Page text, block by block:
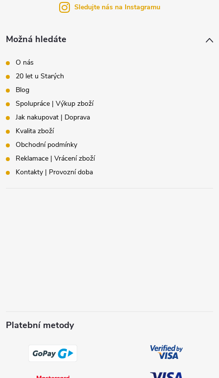
Možná hledáte
O nás
20 let u Starých
Blog
Spolupráce | Výkup zboží
Jak nakupovat | Doprava
Kvalita zboží
Obchodní podmínky
Reklamace | Vrácení zboží
Kontakty | Provozní doba
Platební metody
Sledujte nás na Instagramu